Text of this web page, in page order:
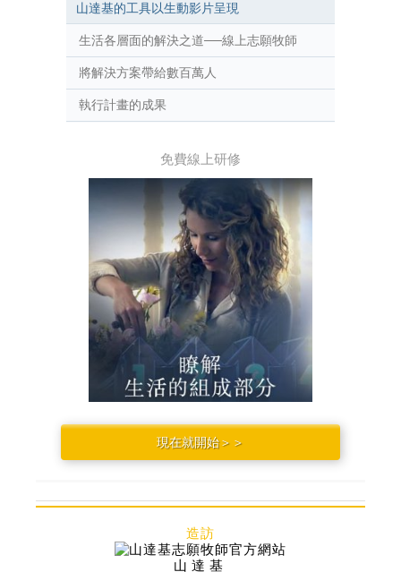
山達基的工具以生動影片呈現
生活各層面的解決之道──線上志願牧師
將解決方案帶給數百萬人
執行計畫的成果
免費線上研修
現在就開始＞＞
造訪
山達基